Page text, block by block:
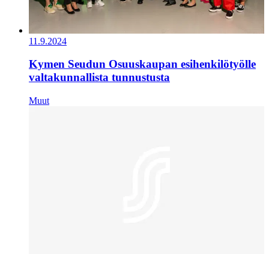
11.9.2024
Kymen Seudun Osuuskaupan esihenkilötyölle
valtakunnallista tunnustusta
Muut